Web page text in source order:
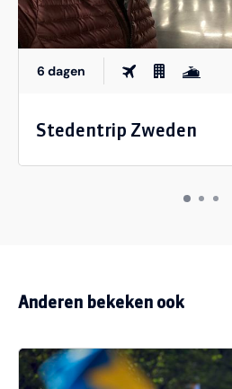
6 dagen
Stedentrip Zweden
Anderen bekeken ook